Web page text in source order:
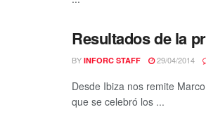
Resultados de la
BY INFORC STAFF 29/04/2014
Desde Ibiza nos remite
que se celebró los ...